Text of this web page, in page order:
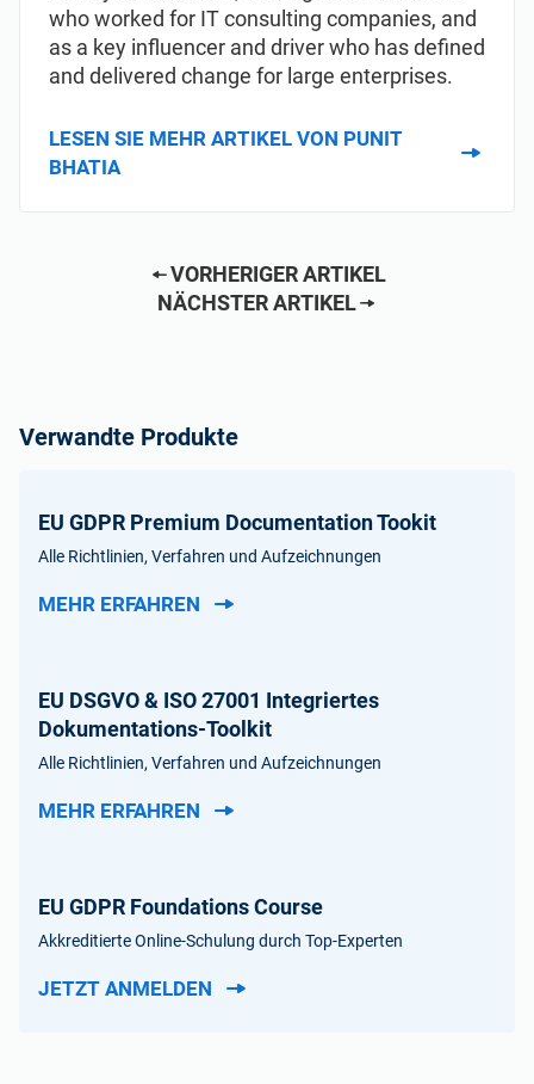
who worked for IT consulting companies, and
as a key influencer and driver who has defined
and delivered change for large enterprises.
LESEN SIE MEHR ARTIKEL VON PUNIT
BHATIA
VORHERIGER ARTIKEL
NÄCHSTER ARTIKEL
Verwandte Produkte
EU GDPR Premium Documentation Tookit
Alle Richtlinien, Verfahren und Aufzeichnungen
MEHR ERFAHREN
EU DSGVO & ISO 27001 Integriertes
Dokumentations-Toolkit
Alle Richtlinien, Verfahren und Aufzeichnungen
MEHR ERFAHREN
EU GDPR Foundations Course
Akkreditierte Online-Schulung durch Top-Experten
JETZT ANMELDEN